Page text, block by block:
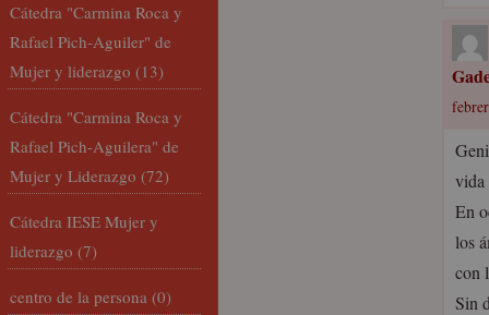
En
los
con
Sin
Cátedra "Carmina Roca y
Rafael Pich-Aguiler" de
Mujer y liderazgo (13)
Cátedra "Carmina Roca y
Rafael Pich-Aguilera" de
Mujer y Liderazgo (72)
Cátedra IESE Mujer y
liderazgo (7)
centro de la persona (0)